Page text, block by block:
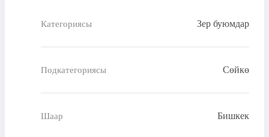
Категориясы Зер буюмдар
Подкатегориясы Сөйкө
Шаар Бишкек